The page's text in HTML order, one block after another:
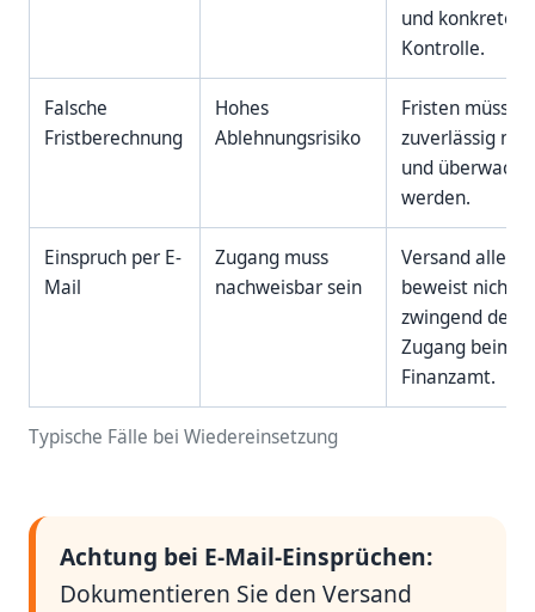
Typische Fälle bei Wiedereinsetzung
und konkreter
Kontrolle.
Falsche
Fristberechnung
Hohes
Ablehnungsrisiko
Fristen müssen
zuverlässig
und überwacht
werden.
Einspruch per E-
Mail
Zugang muss
nachweisbar sein
Versand allein
beweist nicht
zwingend den
Zugang beim
Finanzamt.
Achtung bei E-Mail-Einsprüchen:
Dokumentieren Sie den Versand